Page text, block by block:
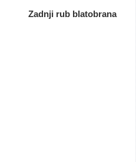
Zadnji rub blatobrana